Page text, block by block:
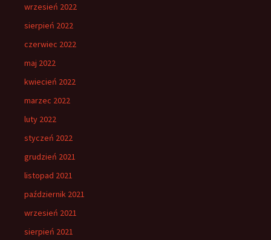
wrzesień 2022
sierpień 2022
czerwiec 2022
maj 2022
kwiecień 2022
marzec 2022
luty 2022
styczeń 2022
grudzień 2021
listopad 2021
październik 2021
wrzesień 2021
sierpień 2021